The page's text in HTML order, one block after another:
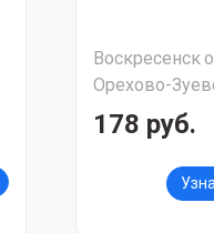
Воскресенск
Орехово-
178 руб.